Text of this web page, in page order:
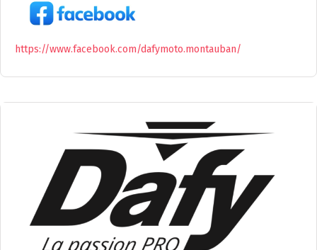
https://www.facebook.com/dafymoto.montauban/